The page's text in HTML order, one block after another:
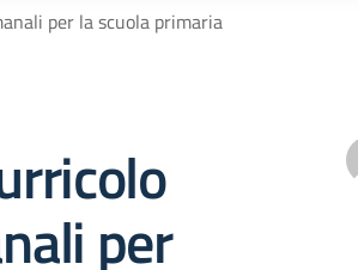
per la scuola primaria
per